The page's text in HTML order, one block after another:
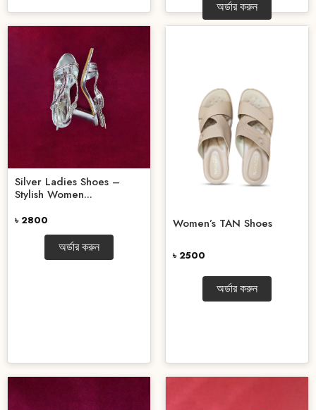
অর্ডার করুন
Silver Ladies Shoes –
Stylish Women...
৳ 2800
অর্ডার করুন
Women’s TAN Shoes
৳ 2500
অর্ডার করুন